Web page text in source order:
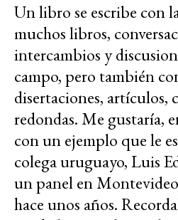
Un libro se escribe con
muchos libros,
intercambios y
campo, pero también
disertaciones, artículos,
redondas. Me gustaría,
con un ejemplo que le
colega uruguayo, Luis
un panel en
hace unos años.